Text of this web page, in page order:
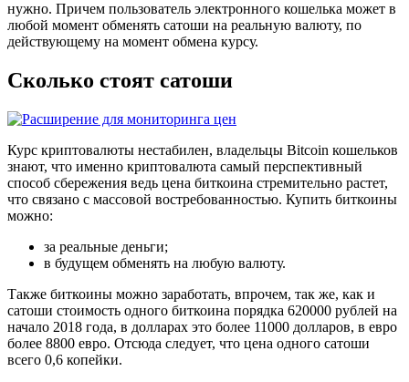
нужно. Причем пользователь электронного кошелька может в
любой момент обменять сатоши на реальную валюту, по
действующему на момент обмена курсу.
Сколько стоят сатоши
Курс криптовалюты нестабилен, владельцы Bitcoin кошельков
знают, что именно криптовалюта самый перспективный
способ сбережения ведь цена биткоина стремительно растет,
что связано с массовой востребованностью. Купить биткоины
можно:
за реальные деньги;
в будущем обменять на любую валюту.
Также биткоины можно заработать, впрочем, так же, как и
сатоши стоимость одного биткоина порядка 620000 рублей на
начало 2018 года, в долларах это более 11000 долларов, в евро
более 8800 евро. Отсюда следует, что цена одного сатоши
всего 0,6 копейки.